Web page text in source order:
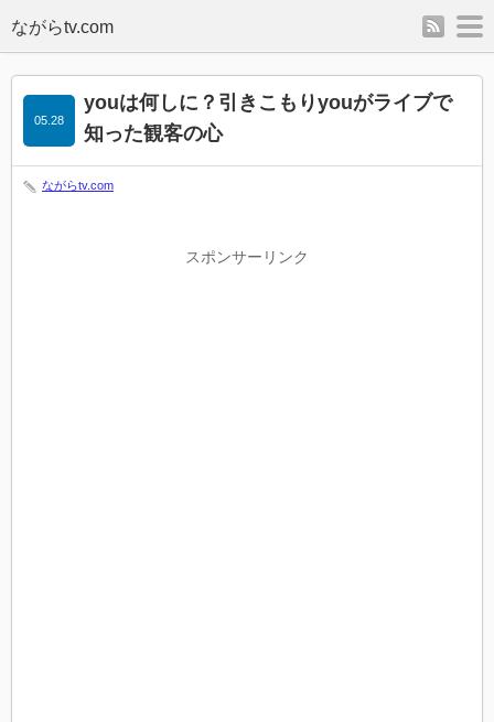
rss
youは何しに？引きこもりyouがライブで
知った観客の心
05.28
ながらtv.com
スポンサーリンク